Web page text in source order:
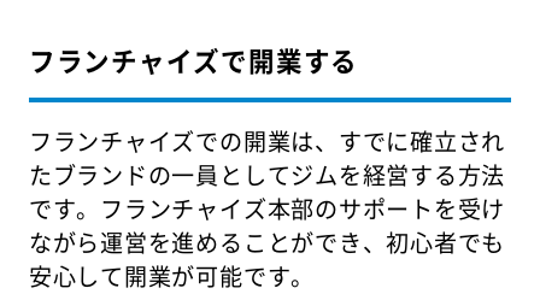
フランチャイズで開業する
フランチャイズでの開業は、すでに確立され
たブランドの一員としてジムを経営する方法
です。フランチャイズ本部のサポートを受け
ながら運営を進めることができ、初心者でも
安心して開業が可能です。